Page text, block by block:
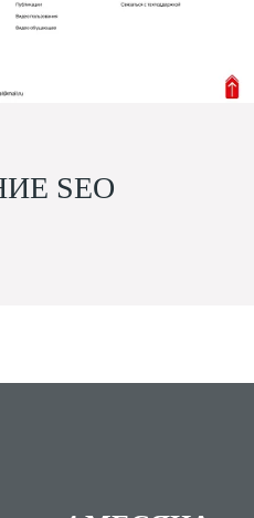
SEO